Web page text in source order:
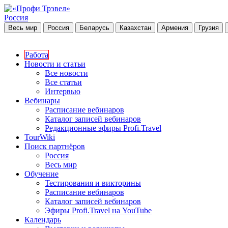
Россия
Весь мир Россия Беларусь Казахстан Армения Грузия
Работа
Новости и статьи
Все новости
Все статьи
Интервью
Вебинары
Расписание вебинаров
Каталог записей вебинаров
Редакционные эфиры Profi.Travel
TourWiki
Поиск партнёров
Россия
Весь мир
Обучение
Тестирования и викторины
Расписание вебинаров
Каталог записей вебинаров
Эфиры Profi.Travel на YouTube
Календарь